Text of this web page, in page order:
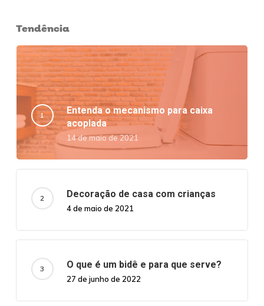
Tendência
Entenda o mecanismo para caixa
acoplada
14 de maio de 2021
Decoração de casa com crianças
4 de maio de 2021
O que é um bidê e para que serve?
27 de junho de 2022